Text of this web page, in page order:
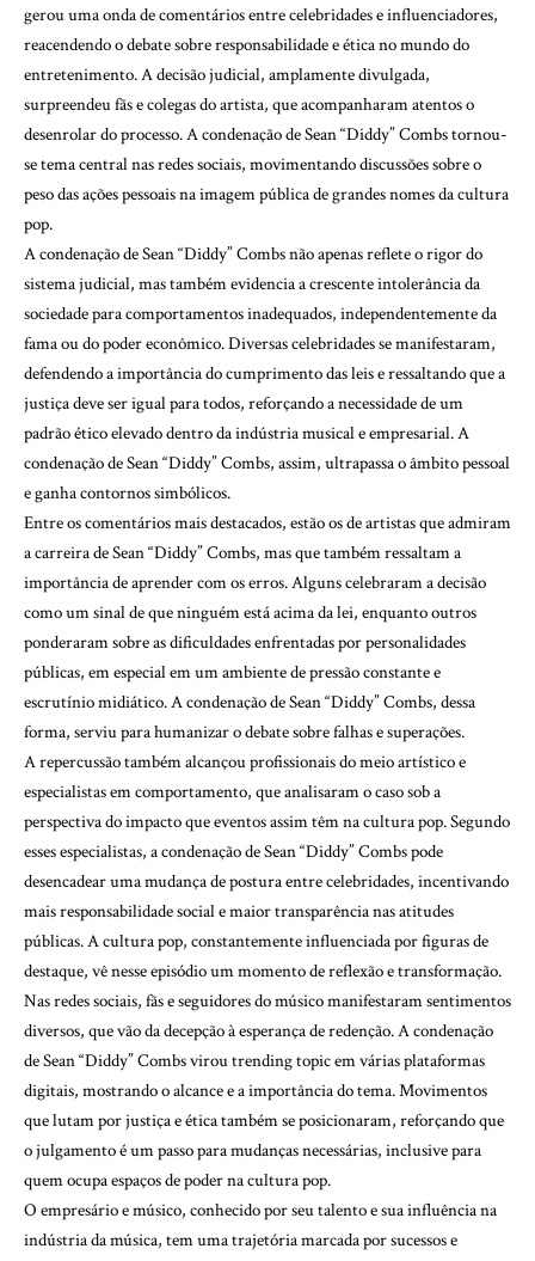
gerou uma onda de comentários entre celebridades e influenciadores,
reacendendo o debate sobre responsabilidade e ética no mundo do
entretenimento. A decisão judicial, amplamente divulgada,
surpreendeu fãs e colegas do artista, que acompanharam atentos o
desenrolar do processo. A condenação de Sean “Diddy” Combs tornou-
se tema central nas redes sociais, movimentando discussões sobre o
peso das ações pessoais na imagem pública de grandes nomes da cultura
pop.
A condenação de Sean “Diddy” Combs não apenas reflete o rigor do
sistema judicial, mas também evidencia a crescente intolerância da
sociedade para comportamentos inadequados, independentemente da
fama ou do poder econômico. Diversas celebridades se manifestaram,
defendendo a importância do cumprimento das leis e ressaltando que a
justiça deve ser igual para todos, reforçando a necessidade de um
padrão ético elevado dentro da indústria musical e empresarial. A
condenação de Sean “Diddy” Combs, assim, ultrapassa o âmbito pessoal
e ganha contornos simbólicos.
Entre os comentários mais destacados, estão os de artistas que admiram
a carreira de Sean “Diddy” Combs, mas que também ressaltam a
importância de aprender com os erros. Alguns celebraram a decisão
como um sinal de que ninguém está acima da lei, enquanto outros
ponderaram sobre as dificuldades enfrentadas por personalidades
públicas, em especial em um ambiente de pressão constante e
escrutínio midiático. A condenação de Sean “Diddy” Combs, dessa
forma, serviu para humanizar o debate sobre falhas e superações.
A repercussão também alcançou profissionais do meio artístico e
especialistas em comportamento, que analisaram o caso sob a
perspectiva do impacto que eventos assim têm na cultura pop. Segundo
esses especialistas, a condenação de Sean “Diddy” Combs pode
desencadear uma mudança de postura entre celebridades, incentivando
mais responsabilidade social e maior transparência nas atitudes
públicas. A cultura pop, constantemente influenciada por figuras de
destaque, vê nesse episódio um momento de reflexão e transformação.
Nas redes sociais, fãs e seguidores do músico manifestaram sentimentos
diversos, que vão da decepção à esperança de redenção. A condenação
de Sean “Diddy” Combs virou trending topic em várias plataformas
digitais, mostrando o alcance e a importância do tema. Movimentos
que lutam por justiça e ética também se posicionaram, reforçando que
o julgamento é um passo para mudanças necessárias, inclusive para
quem ocupa espaços de poder na cultura pop.
O empresário e músico, conhecido por seu talento e sua influência na
indústria da música, tem uma trajetória marcada por sucessos e